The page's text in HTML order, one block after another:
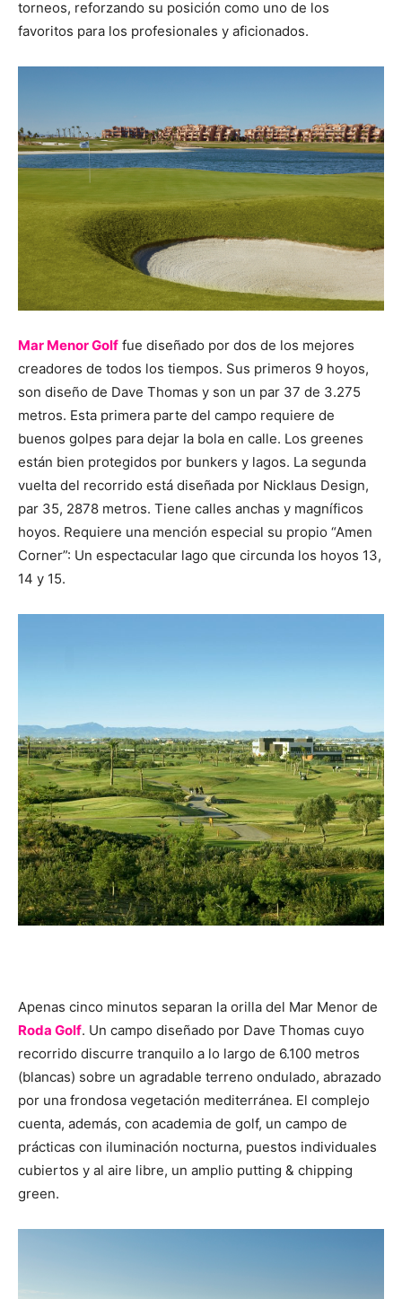
torneos, reforzando su posición como uno de los
favoritos para los profesionales y aficionados.
Mar Menor Golf fue diseñado por dos de los mejores
creadores de todos los tiempos. Sus primeros 9 hoyos,
son diseño de Dave Thomas y son un par 37 de 3.275
metros. Esta primera parte del campo requiere de
buenos golpes para dejar la bola en calle. Los greenes
están bien protegidos por bunkers y lagos. La segunda
vuelta del recorrido está diseñada por Nicklaus Design,
par 35, 2878 metros. Tiene calles anchas y magníficos
hoyos. Requiere una mención especial su propio “Amen
Corner”: Un espectacular lago que circunda los hoyos 13,
14 y 15.
Apenas cinco minutos separan la orilla del Mar Menor de
Roda Golf. Un campo diseñado por Dave Thomas cuyo
recorrido discurre tranquilo a lo largo de 6.100 metros
(blancas) sobre un agradable terreno ondulado, abrazado
por una frondosa vegetación mediterránea. El complejo
cuenta, además, con academia de golf, un campo de
prácticas con iluminación nocturna, puestos individuales
cubiertos y al aire libre, un amplio putting & chipping
green.